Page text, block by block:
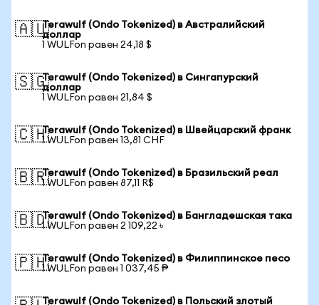
🇦🇺Terawulf (Ondo Tokenized) в Австралийский
доллар
1 WULFon равен 24,18 $
🇸🇬Terawulf (Ondo Tokenized) в Сингапурский
доллар
1 WULFon равен 21,84 $
🇨🇭Terawulf (Ondo Tokenized) в Швейцарский франк
1 WULFon равен 13,81 CHF
🇧🇷Terawulf (Ondo Tokenized) в Бразильский реал
1 WULFon равен 87,11 R$
🇧🇩Terawulf (Ondo Tokenized) в Бангладешская така
1 WULFon равен 2 109,22 ৳
🇵🇭Terawulf (Ondo Tokenized) в Филиппинское песо
1 WULFon равен 1 037,45 ₱
Terawulf (Ondo Tokenized) в Польский злотый